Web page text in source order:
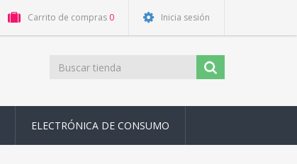
Carrito de compras 0 Inicia sesión
ELECTRÓNICA DE CONSUMO